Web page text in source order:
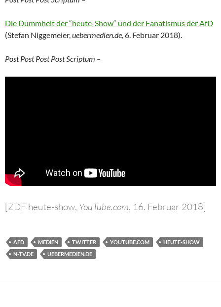
Die Dummheit der “heute-Show“ und der Fanatismus der AfD
(Stefan Niggemeier,uebermedien.de, 6. Februar 2018).
Post Post Post Post Scriptum –
[ZDF heute-show, YouTube.com, 16. Februar 2018]
AFD MEDIEN TWITTER YOUTUBE.COM
HEUTE-SHOW
N-TV.DE
UEBERMEDIEN.DE